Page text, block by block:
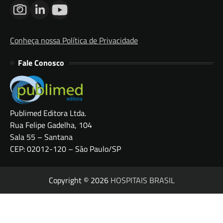
Conheça nossa Política de Privacidade
Fale Conosco
Publimed Editora Ltda.
Rua Felipe Gadelha, 104
Sala 55 – Santana
CEP: 02012-120 – São Paulo/SP
Copyright © 2026 HOSPITAIS BRASIL